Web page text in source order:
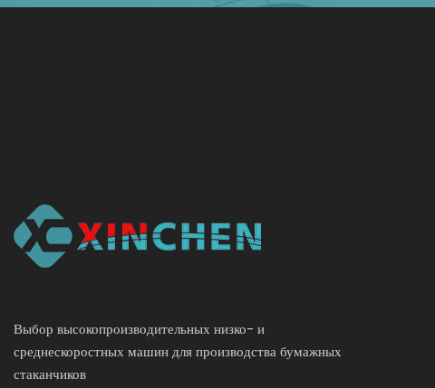
Выбор высокопроизводительных низко- и
среднескоростных машин для производства бумажных
стаканчиков